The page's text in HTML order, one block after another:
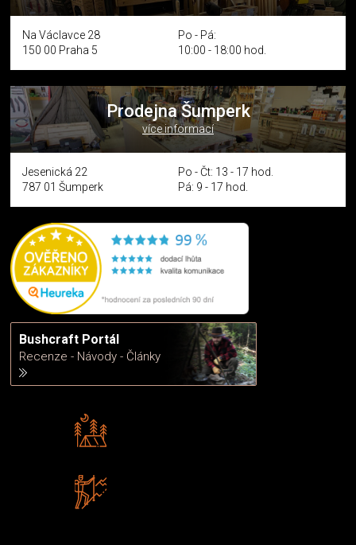
Na Václavce 28
150 00 Praha 5
Po - Pá:
10:00 - 18:00 hod.
Prodejna Šumperk
více informací
Jesenická 22
787 01 Šumperk
Po - Čt: 13 - 17 hod.
Pá: 9 - 17 hod.
Bushcraft Portál
Recenze - Návody - Články